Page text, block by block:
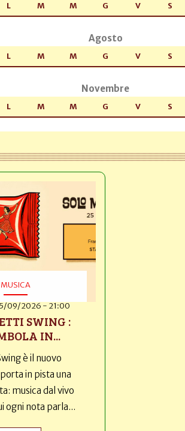
L M M G V S
Agosto
L M M G V S
Novembre
L M M G V S
MUSICA
09/2026 - 21:00
SWING :
IN...
è il nuovo
in pista una
musica dal vivo
ogni nota parla...